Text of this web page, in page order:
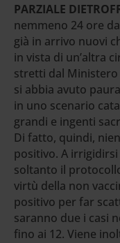
PARZIALE
nemmeno 24 ore
già in arrivo nuovi
in vista di un’altra
stretti dal Ministero
si abbia avuto
in uno scenario
grandi e ingenti
Di fatto, quindi,
positivo. A
soltanto il
virtù della non
positivo per far
saranno due i casi
fino ai 12. Viene